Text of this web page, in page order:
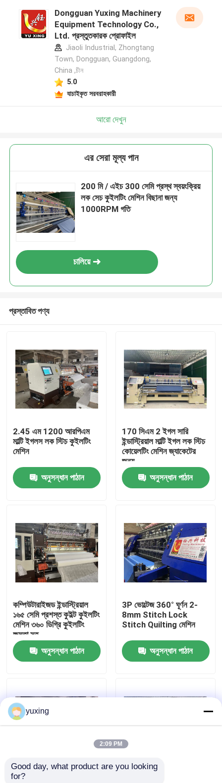
পণ্য
ভিডিও
আমাদের সম্পর্কে
কারখানা পরিদর্শন
আমাদের সাথে যোগাযোগ করুন
মামলা
Dongguan Yuxing Machinery
Equipment Technology Co.,
Ltd. প্রস্তুতকারক প্রোফাইল
Jiaoli Industrial, Zhongtang
Town, Dongguan, Guangdong,
China ,চীন
5.0
যাচাইকৃত সরবরাহকারী
আরো দেখুন
এর সেরা মূল্য পান
200 মি / এইচ 300 সেমি প্রস্থ স্বয়ংক্রিয়
লক সেচ কুইলটিং মেশিন বিছানা জন্য
1000RPM গতি
চালিয়ে
প্রস্তাবিত পণ্য
2.45 এম 1200 আরপিএম
মাল্টি ইগলস লক স্টিচ কুইলটিং
মেশিন
অনুসন্ধান পাঠান
170 সিএম 2 ইগল সারি
ইন্ডাস্ট্রিয়াল মাল্টি ইগল লক স্টিচ
কোয়েলটিং মেশিন জ্যাকেটের
জন্য
অনুসন্ধান পাঠান
কম্পিউটারাইজড ইন্ডাস্ট্রিয়াল
১৬৫ সেমি প্রশস্ত কুইল্ট কুইলটিং
মেশিন ৩৬০ ডিগ্রি কুইলটিং
ক্ষমতা সহ
অনুসন্ধান পাঠান
3P ভোল্টেজ 360° ঘূর্ণন 2-
8mm Stitch Lock
Stitch Quilting মেশিন
অনুসন্ধান পাঠান
YXS-66-2D নতুন 360°
yuxing
2:09 PM
Good day, what product are you looking
for?